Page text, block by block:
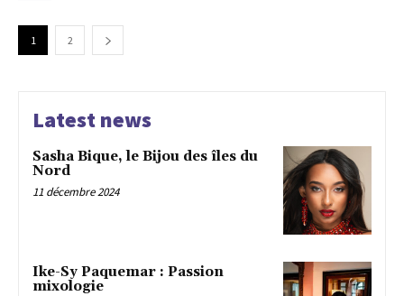
1 2
Latest news
Sasha Bique, le Bijou des îles du
Nord
11 décembre 2024
Ike-Sy Paquemar : Passion
mixologie